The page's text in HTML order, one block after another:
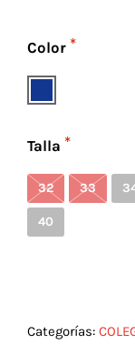
Color
Talla
32 33
40
Categorías: